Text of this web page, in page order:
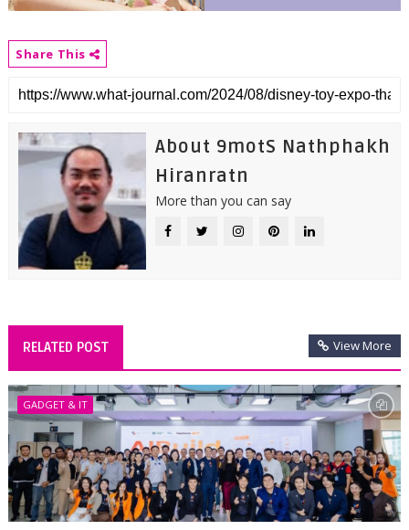
Share This
About 9motS Nathphakh
Hiranratn
More than you can say
RELATED POST View More
GADGET & IT